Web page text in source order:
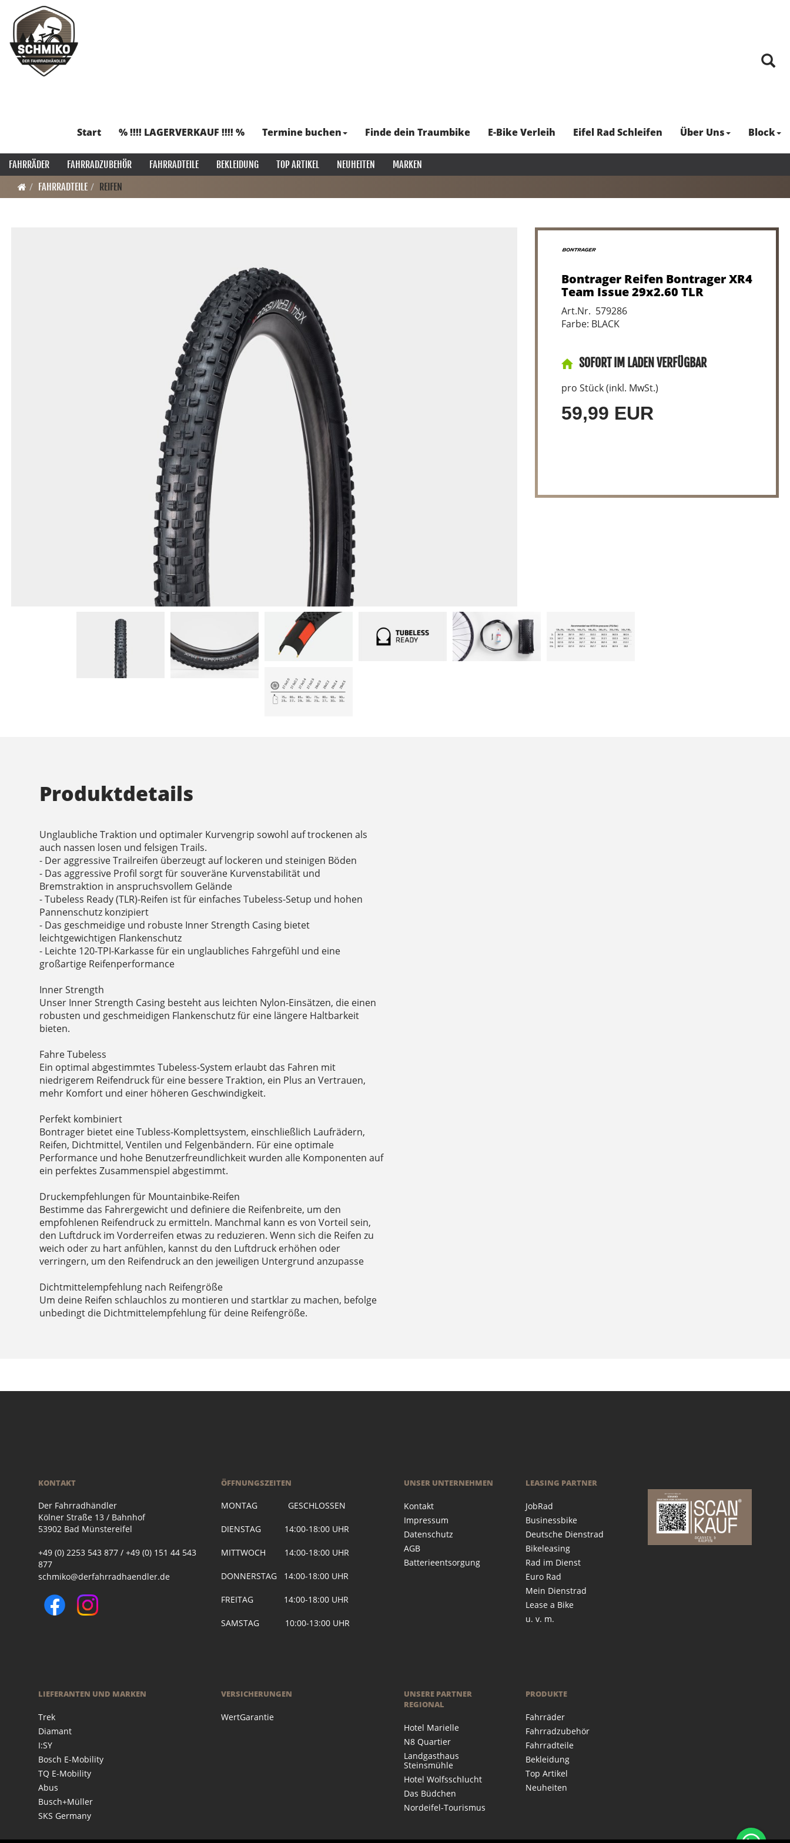
Start % !!!! LAGERVERKAUF !!!! % Termine buchen Finde dein Traumbike E-Bike Verleih Eifel Rad Schleifen Über Uns Block
FAHRRÄDER FAHRRADZUBEHÖR FAHRRADTEILE BEKLEIDUNG TOP ARTIKEL NEUHEITEN
MARKEN
FAHRRADTEILE
REIFEN
Bontrager Reifen Bontrager XR4
Team Issue 29x2.60 TLR
Art.Nr. 579286
Farbe: BLACK
SOFORT IM LADEN VERFÜGBAR
pro Stück (inkl. MwSt.)
59,99 EUR
Produktdetails
Unglaubliche Traktion und optimaler Kurvengrip sowohl auf trockenen als
auch nassen losen und felsigen Trails.
- Der aggressive Trailreifen überzeugt auf lockeren und steinigen Böden
- Das aggressive Profil sorgt für souveräne Kurvenstabilität und
Bremstraktion in anspruchsvollem Gelände
- Tubeless Ready (TLR)-Reifen ist für einfaches Tubeless-Setup und hohen
Pannenschutz konzipiert
- Das geschmeidige und robuste Inner Strength Casing bietet
leichtgewichtigen Flankenschutz
- Leichte 120-TPI-Karkasse für ein unglaubliches Fahrgefühl und eine
großartige Reifenperformance
Inner Strength
Unser Inner Strength Casing besteht aus leichten Nylon-Einsätzen, die einen
robusten und geschmeidigen Flankenschutz für eine längere Haltbarkeit
bieten.
Fahre Tubeless
Ein optimal abgestimmtes Tubeless-System erlaubt das Fahren mit
niedrigerem Reifendruck für eine bessere Traktion, ein Plus an Vertrauen,
mehr Komfort und einer höheren Geschwindigkeit.
Perfekt kombiniert
Bontrager bietet eine Tubless-Komplettsystem, einschließlich Laufrädern,
Reifen, Dichtmittel, Ventilen und Felgenbändern. Für eine optimale
Performance und hohe Benutzerfreundlichkeit wurden alle Komponenten auf
ein perfektes Zusammenspiel abgestimmt.
Druckempfehlungen für Mountainbike-Reifen
Bestimme das Fahrergewicht und definiere die Reifenbreite, um den
empfohlenen Reifendruck zu ermitteln. Manchmal kann es von Vorteil sein,
den Luftdruck im Vorderreifen etwas zu reduzieren. Wenn sich die Reifen zu
weich oder zu hart anfühlen, kannst du den Luftdruck erhöhen oder
verringern, um den Reifendruck an den jeweiligen Untergrund anzupasse
Dichtmittelempfehlung nach Reifengröße
Um deine Reifen schlauchlos zu montieren und startklar zu machen, befolge
unbedingt die Dichtmittelempfehlung für deine Reifengröße.
KONTAKT
Der Fahrradhändler
Kölner Straße 13 / Bahnhof
53902 Bad Münstereifel
+49 (0) 2253 543 877 / +49 (0) 151 44 543
877
schmiko@derfahrradhaendler.de
ÖFFNUNGSZEITEN
MONTAG GESCHLOSSEN
DIENSTAG 14:00-18:00 UHR
MITTWOCH 14:00-18:00 UHR
DONNERSTAG 14:00-18:00 UHR
FREITAG 14:00-18:00 UHR
SAMSTAG 10:00-13:00 UHR
UNSER UNTERNEHMEN
Kontakt
Impressum
Datenschutz
AGB
Batterieentsorgung
LEASING PARTNER
JobRad
Businessbike
Deutsche Dienstrad
Bikeleasing
Rad im Dienst
Euro Rad
Mein Dienstrad
Lease a Bike
u. v. m.
LIEFERANTEN UND MARKEN
Trek
Diamant
I:SY
Bosch E-Mobility
TQ E-Mobility
Abus
Busch+Müller
SKS Germany
VERSICHERUNGEN
WertGarantie
UNSERE PARTNER
REGIONAL
Hotel Marielle
N8 Quartier
Landgasthaus
Steinsmühle
Hotel Wolfsschlucht
Das Büdchen
Nordeifel-Tourismus
PRODUKTE
Fahrräder
Fahrradzubehör
Fahrradteile
Bekleidung
Top Artikel
Neuheiten